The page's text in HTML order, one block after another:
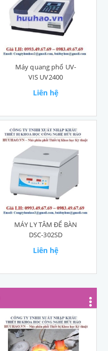
Máy quang phổ UV-
VIS UV2400
Liên hệ
MÁY LY TÂM ĐỂ BÀN
DSC-302SD
Liên hệ